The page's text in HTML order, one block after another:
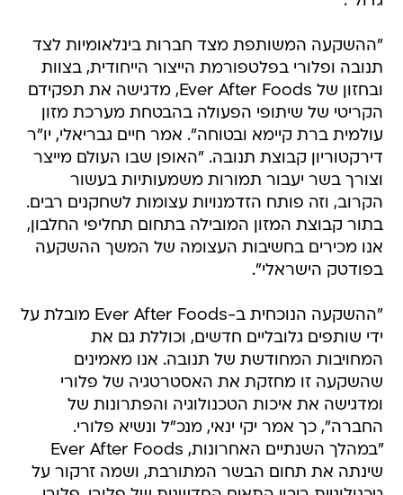
"ההשקעה המשותפת מצד חברות בינלאומיות לצד
תנובה ופלורי בפלטפורמת הייצור הייחודית, בצוות
ובחזון של Ever After Foods, מדגישה את תפקידם
הקריטי של שיתופי הפעולה בהבטחת מערכת מזון
עולמית ברת קיימא ובטוחה". אמר חיים גבריאלי, יו"ר
דירקטוריון קבוצת תנובה. "האופן שבו העולם מייצר
וצורך בשר יעבור תמורות משמעותיות בעשור
הקרוב, וזה פותח הזדמנויות עצומות לשחקנים רבים.
בתור קבוצת המזון המובילה בתחום תחליפי החלבון,
אנו מכירים בחשיבות העצומה של המשך ההשקעה
בפודטק הישראלי".
"ההשקעה הנוכחית ב-Ever After Foods מובלת על
ידי שותפים גלובליים חדשים, וכוללת גם את
המחויבות המחודשת של תנובה. אנו מאמינים
שהשקעה זו מחזקת את האסטרטגיה של פלורי
ומדגישה את איכות הטכנולוגיה והפתרונות של
החברה", כך אמר יקי ינאי, מנכ"ל ונשיא פלורי.
"במהלך השנתיים האחרונות, Ever After Foods
שינתה את תחום הבשר המתורבת, ושמה זרקור על